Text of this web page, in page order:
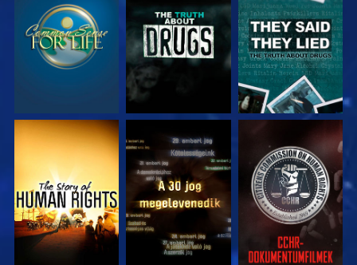
MŰSORNÉZÉS MŰSORNÉZÉS MŰSORNÉZÉS
MŰSORNÉZÉS MŰSORNÉZÉS MŰSORNÉZÉS